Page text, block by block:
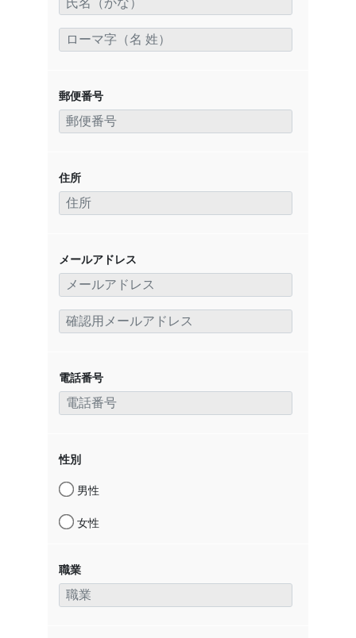
郵便番号
住所
メールアドレス
電話番号
性別
男性
女性
職業